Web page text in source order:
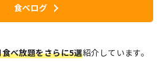
食べログ
べ放題をさらに5選紹介しています。